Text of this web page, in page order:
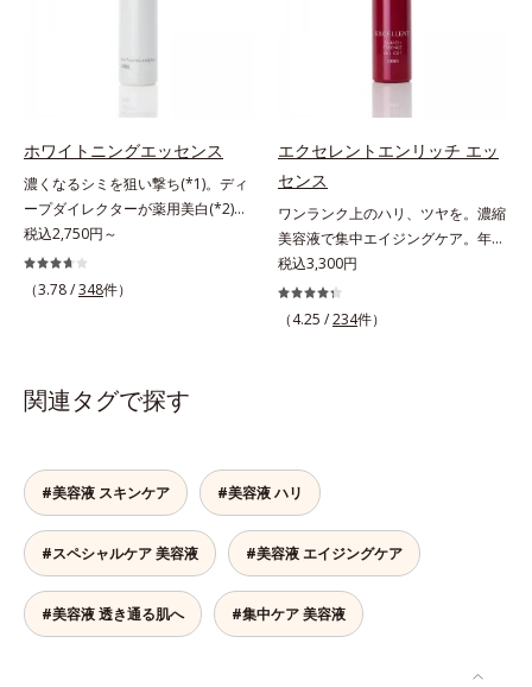
ください。・BEAUTY夏祭りは、こ
ーストステップのこと*4 細胞間脂
イル成分(*2)が肌に素早くなじみ、
透。ADセラミドミックスが肌をす
こやかに整え、うるおいを蓄える肌
とで、あとのオールインワンクリー
ムの肌なじみを高め、うるおいとツ
ヤのある肌を叶えます。*1 肌にハ
リを与え若々しい印象*2 スクワラ
ン、トリ（カプリル酸／カプリン
(*2)と外側、両方からのWアプロー
チでゆらぎ(*1)を食い止め、夕方に
かけてダウンしていくハリの低下を
予防。朝の“ピーク肌”が長時間続き
アップさせる効果(*4)があり、朝の
メイク前のスキンケアにぴったり。
オイルカットでベタつかないので、
すぐにメイクが始められます。*1
乾燥など *2 角層内 *3 ちり・ほこ
り等 *4 メイクアップ効果による
ホワイトニングエッセンス
濃くなるシミを狙い撃ち(*1)。ディ
ープダイレクターが薬用美白(*2)成
分を、肌の奥深く(*3)まで効かせる
美容液。しつこいシミの原因“詰ま
りメラニン(*1)”の生成を抑え、透明
状態であることに着目。肌の奥の詰
ター（ヒメフウロエキス、スターフ
ルーツ葉エキス）が詰まりメラニン
の生成を抑制し、浸透(*4)パワーで
美白成分・速効性ビタミンC誘導体
などの成分をシミの元へ届けます。
みずみずしくスーッと浸透し後肌は
サラッとしているから、どのスキン
税込2,750円～
（3.78 /348件）
エクセレントエンリッチ エッ
センス
ワンランク上のハリ、ツヤを。濃縮
美容液で集中エイジングケア。年齢
を重ねた肌に、濃縮エッセンスがさ
らにワンランク上のエイジングケア
(*)を。ハリ、ツヤを集中ケアする保
に使うのが効果的。より積極的な集
中エイジングケアで、もっちりとし
た、つややかな肌に出合えます。*
年齢に応じたお手入れのこと
税込3,300円
（4.25 /234件）
関連タグで探す
#美容液 スキンケア #美容液 ハリ
#スペシャルケア 美容液 #美容液 エイジングケア
#美容液 透き通る肌へ #集中ケア 美容液